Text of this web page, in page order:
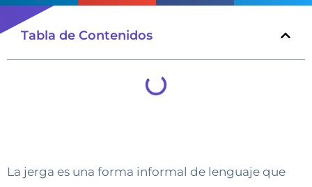
Tabla de Contenidos
La jerga es una forma informal de lenguaje que